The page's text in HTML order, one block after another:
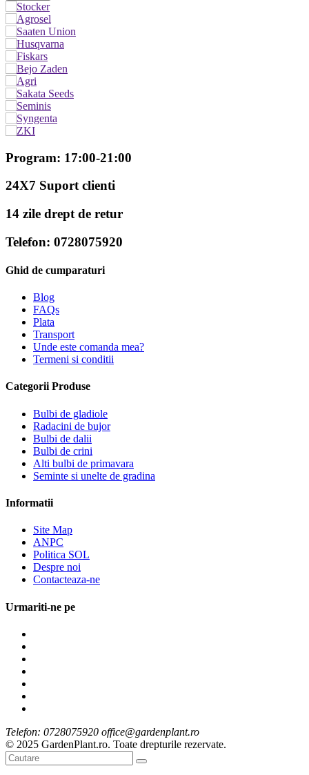
Program: 17:00-21:00
24X7 Suport clienti
14 zile drept de retur
Telefon: 0728075920
Ghid de cumparaturi
Blog
FAQs
Plata
Transport
Unde este comanda mea?
Termeni si conditii
Categorii Produse
Bulbi de gladiole
Radacini de bujor
Bulbi de dalii
Bulbi de crini
Alti bulbi de primavara
Seminte si unelte de gradina
Informatii
Site Map
ANPC
Politica SOL
Despre noi
Contacteaza-ne
Urmariti-ne pe
Telefon: 0728075920 office@gardenplant.ro
© 2025 GardenPlant.ro. Toate drepturile rezervate.